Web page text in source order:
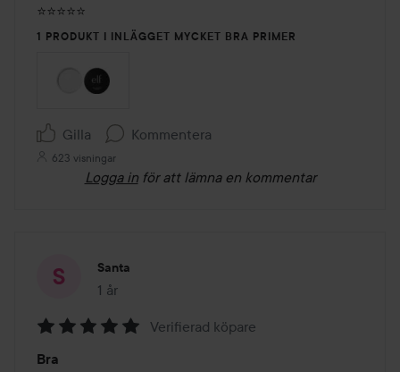
⭐️⭐️⭐️⭐️⭐️
1 PRODUKT I INLÄGGET MYCKET BRA PRIMER
Gilla Kommentera
623 visningar
Logga in för att lämna en kommentar
Santa
1 år
Inlägget skapades 1 år
5
Verifierad köpare
Bra